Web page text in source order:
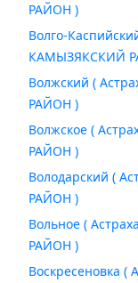
РАЙОН )
Волго-
КАМЫЗЯКСКИЙ
Волжский (
РАЙОН )
Волжское (
РАЙОН )
Володарский (
РАЙОН )
Вольное (
РАЙОН )
Воскресеновка